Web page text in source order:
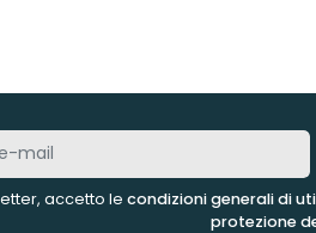
accetto le condizioni generali di
protezione